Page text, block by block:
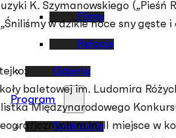
Filmy
Relacje
Galeria
Program
Spektakle
K. Szymanowskiego („Pieśń
w dzikie noce sny gęste
baletowej im. Ludomira
Międzynarodowego
m.in. II miejsce w